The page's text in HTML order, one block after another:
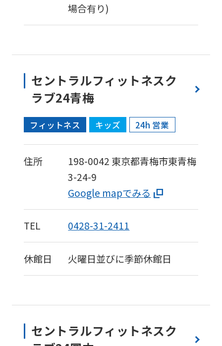
場合有り)
セントラルフィットネスク
ラブ24青梅
フィットネス キッズ 24h 営業
住所 198-0042 東京都青梅市東青梅
3-24-9
Google mapでみる
TEL 0428-31-2411
休館日 火曜日並びに季節休館日
セントラルフィットネスク